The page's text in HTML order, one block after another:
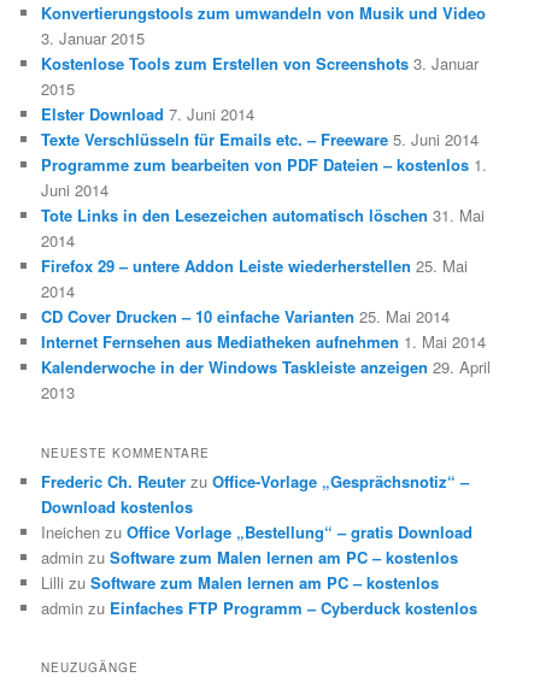
Konvertierungstools zum umwandeln von Musik und Video
3. Januar 2015
Kostenlose Tools zum Erstellen von Screenshots 3. Januar
2015
Elster Download 7. Juni 2014
Texte Verschlüsseln für Emails etc. – Freeware 5. Juni 2014
Programme zum bearbeiten von PDF Dateien – kostenlos 1.
Juni 2014
Tote Links in den Lesezeichen automatisch löschen 31. Mai
2014
Firefox 29 – untere Addon Leiste wiederherstellen 25. Mai
2014
CD Cover Drucken – 10 einfache Varianten 25. Mai 2014
Internet Fernsehen aus Mediatheken aufnehmen 1. Mai 2014
Kalenderwoche in der Windows Taskleiste anzeigen 29. April
2013
NEUESTE KOMMENTARE
Frederic Ch. Reuter zuOffice-Vorlage „Gesprächsnotiz“ –
Download kostenlos
Ineichen zuOffice Vorlage „Bestellung“ – gratis Download
admin zuSoftware zum Malen lernen am PC – kostenlos
Lilli zuSoftware zum Malen lernen am PC – kostenlos
admin zu Einfaches FTP Programm – Cyberduck kostenlos
NEUZUGÄNGE